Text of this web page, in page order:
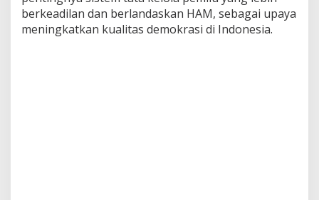
berkeadilan dan berlandaskan HAM, sebagai upaya
meningkatkan kualitas demokrasi di Indonesia.